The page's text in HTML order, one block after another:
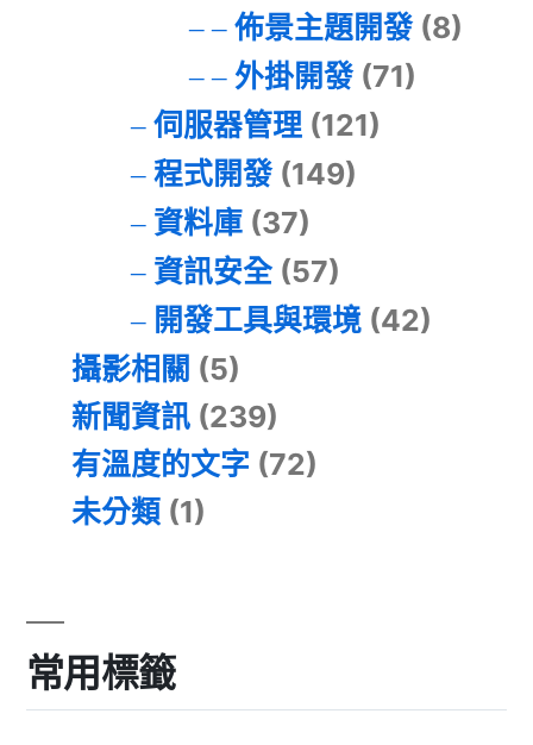
佈景主題開發(8)
外掛開發(71)
伺服器管理(121)
程式開發(149)
資料庫(37)
資訊安全(57)
開發工具與環境(42)
攝影相關 (5)
新聞資訊 (239)
有溫度的文字 (72)
未分類 (1)
常用標籤